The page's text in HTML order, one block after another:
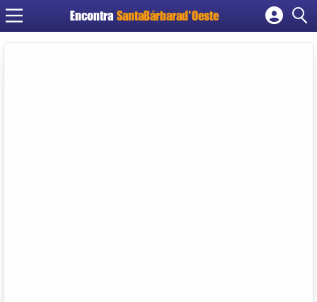
Encontra SantaBárbarad'Oeste
Cadastrar empresa